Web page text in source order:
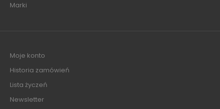
Marki
Moje konto
Historia zamówień
Lista życzeń
Newsletter